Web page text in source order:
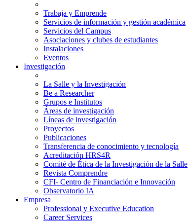
Trabaja y Emprende
Servicios de información y gestión académica
Servicios del Campus
Asociaciones y clubes de estudiantes
Instalaciones
Eventos
Investigación
La Salle y la Investigación
Be a Researcher
Grupos e Institutos
Áreas de investigación
Líneas de investigación
Proyectos
Publicaciones
Transferencia de conocimiento y tecnología
Acreditación HRS4R
Comité de Ética de la Investigación de la Salle
Revista Comprendre
CFI- Centro de Financiación e Innovación
Observatorio IA
Empresa
Professional y Executive Education
Career Services